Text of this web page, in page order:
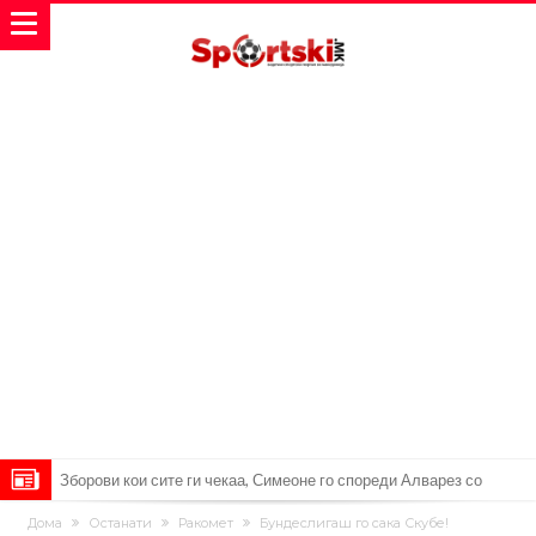
Зборови кои сите ги чекаа, Симеоне го спореди Алварез со
Гризман
Реал Мадрид ја прекинува потрагата по нов играч за врска
Дома Останати Ракомет Бундеслигаш го сака Скубе!